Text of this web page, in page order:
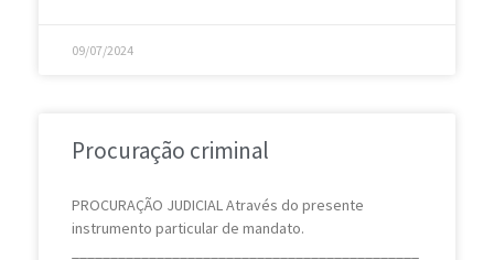
09/07/2024
Procuração criminal
PROCURAÇÃO JUDICIAL Através do presente
instrumento particular de mandato.